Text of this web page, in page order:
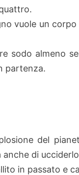
vuole un
sodo almeno
partenza.
del
di
in passato e